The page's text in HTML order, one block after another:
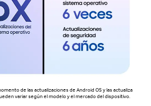
de las actualizaciones de Android OS y las actualiza
variar según el modelo y el mercado del dispositivo.